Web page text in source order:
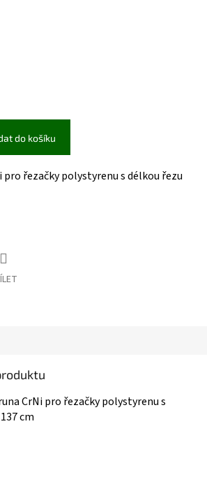
do košíku
řezačky polystyrenu s délkou řezu
CrNi pro řezačky polystyrenu s
cm